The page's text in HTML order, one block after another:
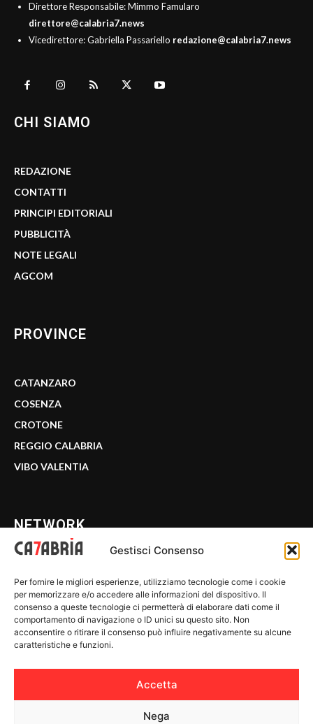
Gestisci Consenso
Per fornire le migliori esperienze, utilizziamo tecnologie come i cookie
per memorizzare e/o accedere alle informazioni del dispositivo. Il
consenso a queste tecnologie ci permetterà di elaborare dati come il
comportamento di navigazione o ID unici su questo sito. Non
acconsentire o ritirare il consenso può influire negativamente su alcune
caratteristiche e funzioni.
Accetta
Nega
Direttore Responsabile: Mimmo Famularo
direttore@calabria7.news
Vicedirettore: Gabriella Passariello redazione@calabria7.news
CHI SIAMO
REDAZIONE
CONTATTI
PRINCIPI EDITORIALI
PUBBLICITÀ
NOTE LEGALI
AGCOM
PROVINCE
CATANZARO
COSENZA
CROTONE
REGGIO CALABRIA
VIBO VALENTIA
NETWORK
WE CALABRIA
C7 PLAY
MIX ZONE